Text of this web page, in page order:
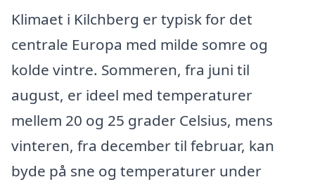
Klimaet i Kilchberg er typisk for det
centrale Europa med milde somre og
kolde vintre. Sommeren, fra juni til
august, er ideel med temperaturer
mellem 20 og 25 grader Celsius, mens
vinteren, fra december til februar, kan
byde på sne og temperaturer under